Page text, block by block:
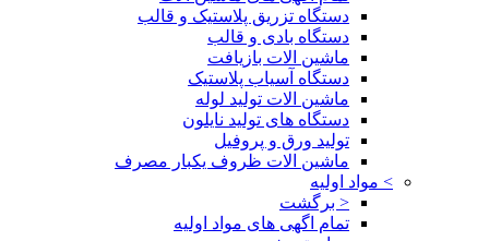
دستگاه تزریق پلاستیک و قالب
دستگاه بادی و قالب
ماشین الات بازیافت
دستگاه آسیاب پلاستیک
ماشین الات تولید لوله
دستگاه های تولید نایلون
تولید ورق و پروفیل
ماشین الات ظروف یکبار مصرف
> مواد اولیه
< برگشت
تمام اگهی های مواد اولیه